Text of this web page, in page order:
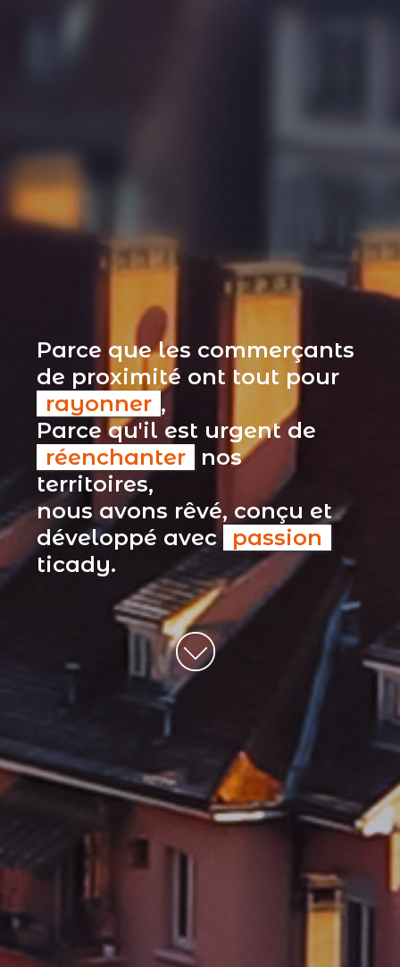
Parce que les commerçants
de proximité ont tout pour
rayonner ,
Parce qu'il est urgent de
réenchanter
nos
territoires,
nous avons rêvé, conçu et
développé avec passion
ticady.